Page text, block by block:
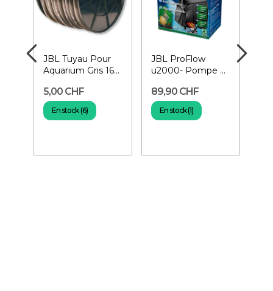
JBL Tuyau Pour
Aquarium Gris 16-
5,00 CHF
En stock (6)
JBL ProFlow
u2000- Pompe à
89,90 CHF
En stock (1)